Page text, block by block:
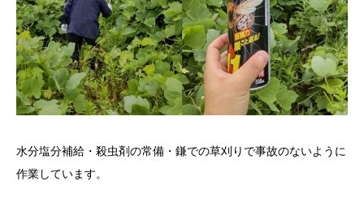
水分塩分補給・殺虫剤の常備・鎌での草刈りで事故のないように
作業しています。